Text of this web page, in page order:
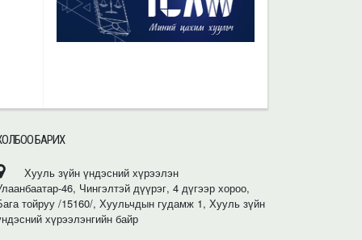
БАРИХ
Хууль зүйн үндэсний хүрээлэн
46, Чингэлтэй дүүрэг, 4 дүгээр хороо,
тойруу /15160/, Хуульчдын гудамж 1, Хууль зүйн
хүрээлэнгийн байр